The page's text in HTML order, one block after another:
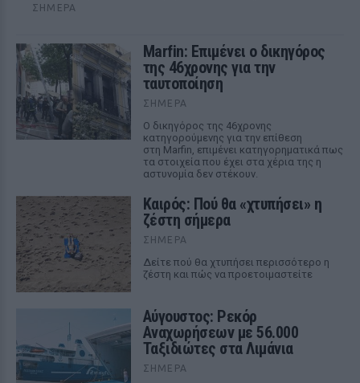
ΣΉΜΕΡΑ
Marfin: Επιμένει ο δικηγόρος
της 46χρονης για την
ταυτοποίηση
ΣΉΜΕΡΑ
Ο δικηγόρος της 46χρονης
κατηγορούμενης για την επίθεση
στη Marfin, επιμένει κατηγορηματικά πως
τα στοιχεία που έχει στα χέρια της η
αστυνομία δεν στέκουν.
Καιρός: Πού θα «χτυπήσει» η
ζέστη σήμερα
ΣΉΜΕΡΑ
Δείτε πού θα χτυπήσει περισσότερο η
ζέστη και πώς να προετοιμαστείτε
Αύγουστος: Ρεκόρ
Αναχωρήσεων με 56.000
Ταξιδιώτες στα Λιμάνια
ΣΉΜΕΡΑ